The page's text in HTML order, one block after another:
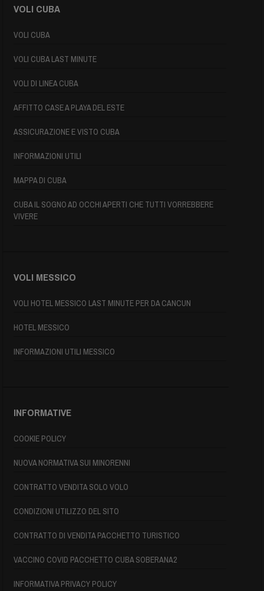
VOLI CUBA
VOLI CUBA
VOLI CUBA LAST MINUTE
VOLI DI LINEA CUBA
AFFITTO CASE A PLAYA DEL ESTE
ASSICURAZIONE E VISTO CUBA
INFORMAZIONI UTILI
MAPPA DI CUBA
CUBA IL SOGNO AD OCCHI APERTI CHE TUTTI VORREBBERE
VIVERE
VOLI MESSICO
VOLI HOTEL MESSICO LAST MINUTE PER DA CANCUN
HOTEL MESSICO
INFORMAZIONI UTILI MESSICO
INFORMATIVE
COOKIE POLICY
NUOVA NORMATIVA SUI MINORENNI
CONTRATTO VENDITA SOLO VOLO
CONDIZIONI UTILIZZO DEL SITO
CONTRATTO DI VENDITA PACCHETTO TURISTICO
VACCINO COVID PACCHETTO CUBA SOBERANA2
INFORMATIVA PRIVACY POLICY